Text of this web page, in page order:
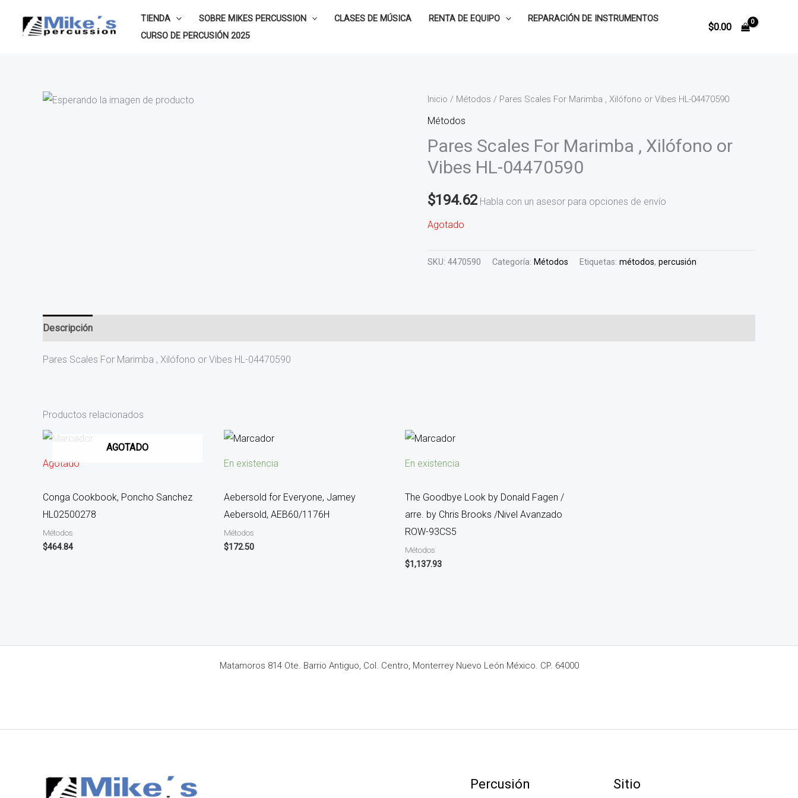
TIENDA SOBRE MIKES PERCUSSION CLASES DE MÚSICA RENTA DE EQUIPO
REPARACIÓN DE INSTRUMENTOS
CURSO DE PERCUSIÓN 2025
$0.00
Inicio / Métodos / Pares Scales For Marimba , Xilófono or Vibes HL-04470590
Métodos
Pares Scales For Marimba , Xilófono or
Vibes HL-04470590
$194.62 Habla con un asesor para opciones de envío
Agotado
SKU: 4470590 Categoría: Métodos Etiquetas: métodos, percusión
Descripción
Pares Scales For Marimba , Xilófono or Vibes HL-04470590
Productos relacionados
AGOTADO
Agotado
Conga Cookbook, Poncho Sanchez
HL02500278
Métodos
$464.84
En existencia
Aebersold for Everyone, Jamey
Aebersold, AEB60/1176H
Métodos
$172.50
En existencia
The Goodbye Look by Donald Fagen /
arre. by Chris Brooks /Nivel Avanzado
ROW-93CS5
Métodos
$1,137.93
Matamoros 814 Ote. Barrio Antiguo, Col. Centro, Monterrey Nuevo León México. CP. 64000
Percusión Sitio